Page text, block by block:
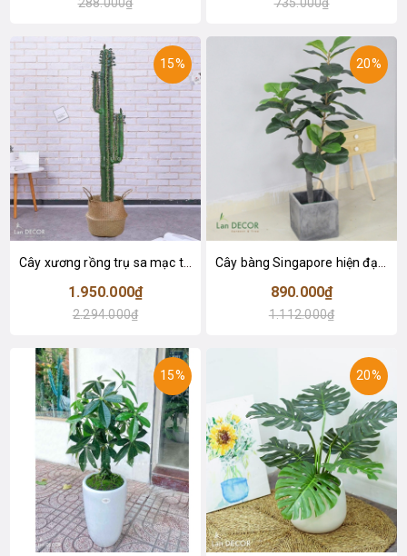
15%
Cây xương rồng trụ sa mạc trang trí loại 2 tay (155cm) - LC2912
1.950.000₫
2.294.000₫
20%
890.000₫
1.112.000₫
15% 20%